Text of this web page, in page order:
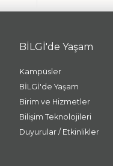
BİLGİ'de Yaşam
Kampüsler
BİLGİ'de Yaşam
Birim ve Hizmetler
Bilişim Teknolojileri
Duyurular / Etkinlikler